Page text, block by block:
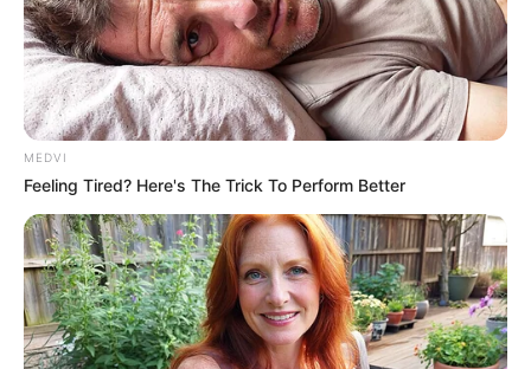
Who Will Take On The Iconic Role Next? Bond
Casting Rumors
BRAINBERRIES
MEDVI
Feeling Tired? Here's The Trick To Perform Better